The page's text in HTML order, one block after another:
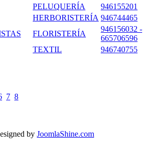
PELUQUERÍA
946155201
HERBORISTERÍA 946744465
FLORISTERÍA
946156032 -
665706596
TEXTIL
946740755
7 8
by JoomlaShine.com